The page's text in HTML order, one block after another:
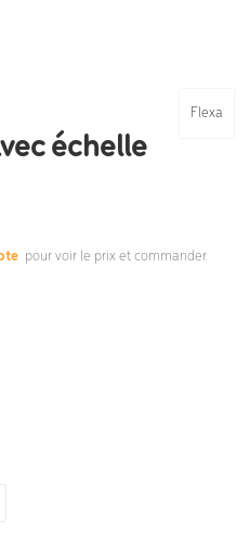
Flexa
échelle
pour voir le prix et commander.